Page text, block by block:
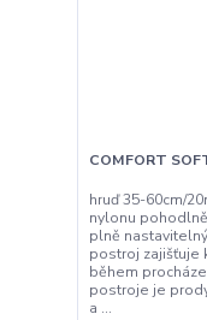
COMFORT
hruď 35-60cm/
nylonu
plně
postroj zajišťuje
během
postroje je
a ...